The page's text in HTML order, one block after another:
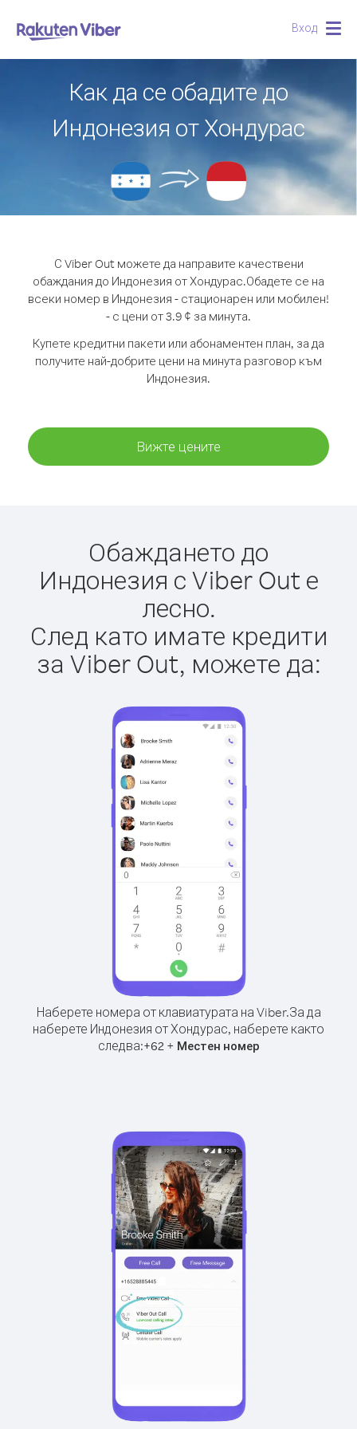
Вход
Как да се обадите до
Индонезия от Хондурас
С Viber Out можете да направите качествени
обаждания до Индонезия от Хондурас.Обадете се на
всеки номер в Индонезия - стационарен или мобилен!
- с цени от 3.9 ¢ за минута.
Купете кредитни пакети или абонаментен план, за да
получите най-добрите цени на минута разговор към
Индонезия.
Вижте цените
Обаждането до
Индонезия с Viber Out е
лесно.
След като имате кредити
за Viber Out, можете да:
Наберете номера от клавиатурата на Viber.За да
наберете Индонезия от Хондурас, наберете както
следва:+62+ Местен номер